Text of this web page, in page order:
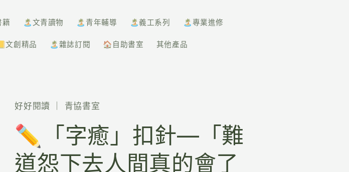
🏝️文青讀物 🏝️青年輔導 🏝️義工系列 🏝️專業進修
文創精品 🏝️雜誌訂閱 🏠自助書室 其他產品
好好閱讀 ｜ 青協書室
✏️「字癒」扣針—「難
道怨下去人間真的會了